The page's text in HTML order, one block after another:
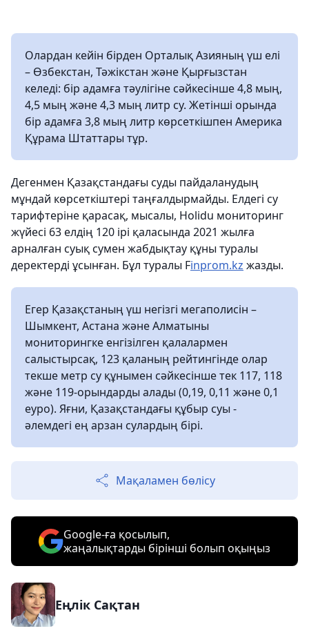
Олардан кейін бірден Орталық Азияның үш елі
– Өзбекстан, Тәжікстан және Қырғызстан
келеді: бір адамға тәулігіне сәйкесінше 4,8 мың,
4,5 мың және 4,3 мың литр су. Жетінші орында
бір адамға 3,8 мың литр көрсеткішпен Америка
Құрама Штаттары тұр.
Дегенмен Қазақстандағы суды пайдаланудың
мұндай көрсеткіштері таңғалдырмайды. Елдегі су
тарифтеріне қарасақ, мысалы, Holidu мониторинг
жүйесі 63 елдің 120 ірі қаласында 2021 жылға
арналған суық сумен жабдықтау құны туралы
деректерді ұсынған. Бұл туралы Finprom.kz жазды.
Егер Қазақстаның үш негізгі мегаполисін –
Шымкент, Астана және Алматыны
мониторингке енгізілген қалалармен
салыстырсақ, 123 қаланың рейтингінде олар
текше метр су құнымен сәйкесінше тек 117, 118
және 119-орындарды алады (0,19, 0,11 және 0,1
еуро). Яғни, Қазақстандағы құбыр суы -
әлемдегі ең арзан сулардың бірі.
Мақаламен бөлісу
Google-ға қосылып,
жаңалықтарды бірінші болып оқыңыз
Еңлік Сақтан